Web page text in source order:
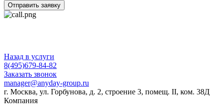
Отправить заявку
Назад в услуги
8(495)679-84-82
Заказать звонок
manager@anyday-group.ru
г. Москва, ул. Горбунова, д. 2, строение 3, помещ. II, ком. 38Д
Компания